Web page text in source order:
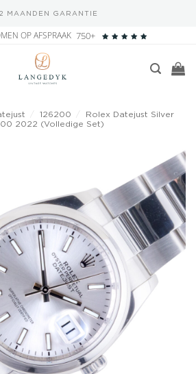
MAANDEN GARANTIE
OP AFSPRAAK 750+
126200
Rolex Datejust Silver
2022 (Volledige Set)
Add to
wishlist